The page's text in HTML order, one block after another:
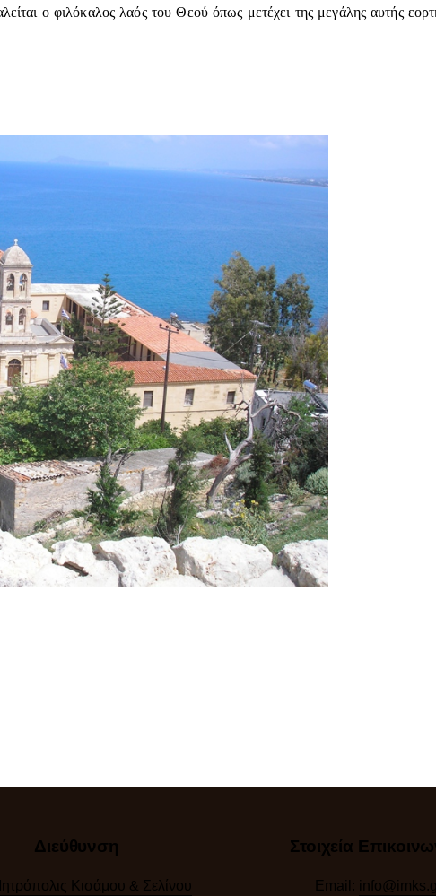
ο φιλόκαλος λαός του Θεού όπως μετέχει της μεγάλης αυτής
Διεύθυνση
Κισάμου & Σελίνου
Στοιχεία
Email: